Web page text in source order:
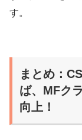
す。
まとめ：
ば、MFク
向上！